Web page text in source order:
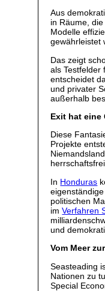
Aus
in Räume,
Modelle
gewährleistet
Das zeigt
als Testfelder
entscheidet
und privater
außerhalb
Exit hat eine
Diese
Projekte
In Honduras
politischen
imVerfahren
und
Vom Meer
Seasteading
Nationen zu
Special